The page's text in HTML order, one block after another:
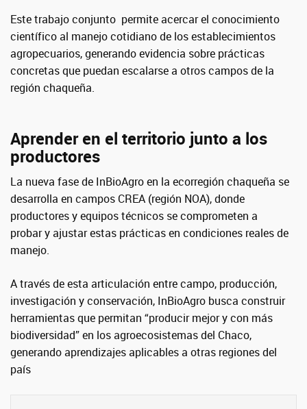
Este trabajo conjunto permite acercar el conocimiento
científico al manejo cotidiano de los establecimientos
agropecuarios, generando evidencia sobre prácticas
concretas que puedan escalarse a otros campos de la
región chaqueña.
Aprender en el territorio junto a los
productores
La nueva fase de InBioAgro en la ecorregión chaqueña se
desarrolla en campos CREA (región NOA), donde
productores y equipos técnicos se comprometen a
probar y ajustar estas prácticas en condiciones reales de
manejo.
A través de esta articulación entre campo, producción,
investigación y conservación, InBioAgro busca construir
herramientas que permitan “producir mejor y con más
biodiversidad” en los agroecosistemas del Chaco,
generando aprendizajes aplicables a otras regiones del
país